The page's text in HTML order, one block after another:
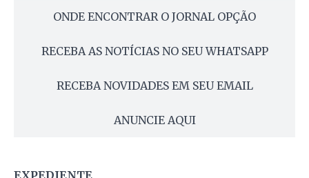
ONDE ENCONTRAR O JORNAL OPÇÃO
RECEBA AS NOTÍCIAS NO SEU WHATSAPP
RECEBA NOVIDADES EM SEU EMAIL
ANUNCIE AQUI
EXPEDIENTE